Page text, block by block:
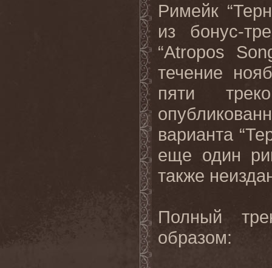
Римейк
из бонус-
“Atropos
течение
пяти
варианта
еще один
также
Полный
образом: